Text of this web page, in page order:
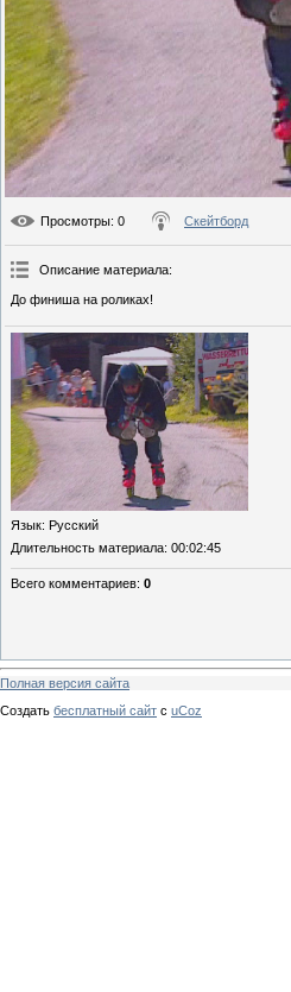
Просмотры: 0 Скейтборд
Описание материала:
До финиша на роликах!
Язык: Русский
Длительность материала: 00:02:45
Всего комментариев: 0
Полная версия сайта
Создать бесплатный сайт с uCoz